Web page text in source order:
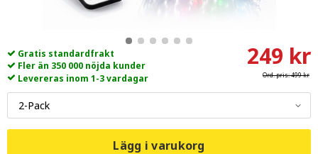
Gratis standardfrakt
Fler än 350 000 nöjda kunder
Levereras inom 1-3 vardagar
249 kr
Ord. pris:499 kr
Lägg i varukorg